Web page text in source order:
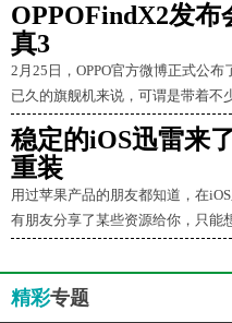
OPPOFindX2发布
真3
2月25日，OPPO官方微博正式公
已久的旗舰机来说，可谓是带着不
稳定的iOS迅雷来
重装
用过苹果产品的朋友都知道，在
有朋友分享了某些资源给你，只能
精彩专题